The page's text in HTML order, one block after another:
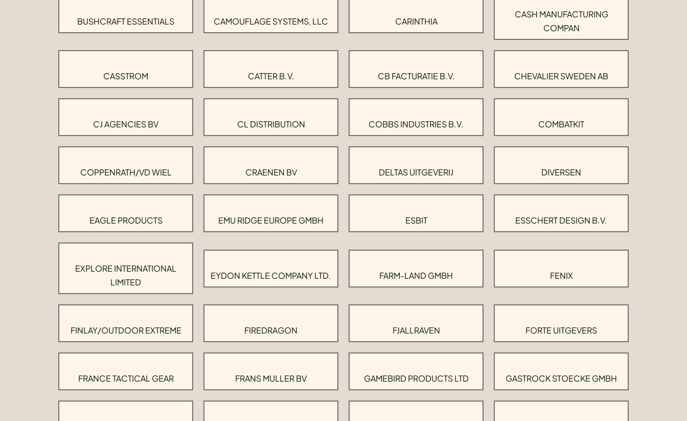
BUSHCRAFT ESSENTIALS CAMOUFLAGE SYSTEMS, LLC CARINTHIA
CASH MANUFACTURING
COMPAN
CASSTROM CATTER B.V. CB FACTURATIE B.V. CHEVALIER SWEDEN AB
CJ AGENCIES BV CL DISTRIBUTION COBBS INDUSTRIES B.V. COMBATKIT
COPPENRATH/VD WIEL CRAENEN BV DELTAS UITGEVERIJ DIVERSEN
EAGLE PRODUCTS EMU RIDGE EUROPE GMBH ESBIT ESSCHERT DESIGN B.V.
EXPLORE INTERNATIONAL
LIMITED
EYDON KETTLE COMPANY LTD. FARM-LAND GMBH FENIX
FINLAY/OUTDOOR EXTREME FIREDRAGON FJALLRAVEN FORTE UITGEVERS
FRANCE TACTICAL GEAR FRANS MULLER BV GAMEBIRD PRODUCTS LTD GASTROCK STOECKE GMBH